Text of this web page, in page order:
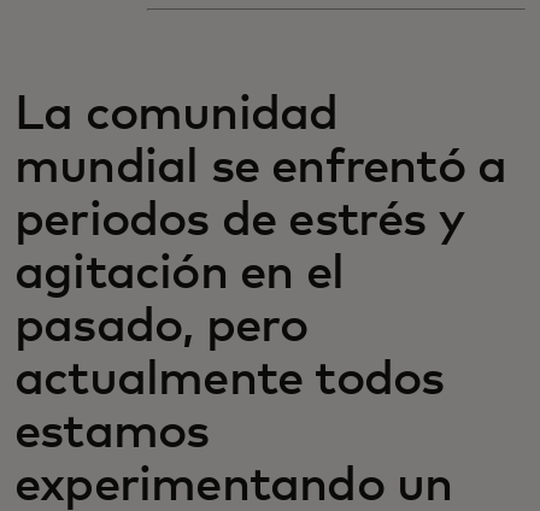
La comunidad
mundial se enfrentó a
periodos de estrés y
agitación en el
pasado, pero
actualmente todos
estamos
experimentando un